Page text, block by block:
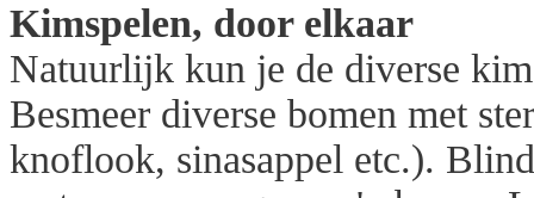
Kimspelen, door elkaar
Natuurlijk kun je de diverse
Besmeer diverse bomen met
knoflook, sinasappel etc.).